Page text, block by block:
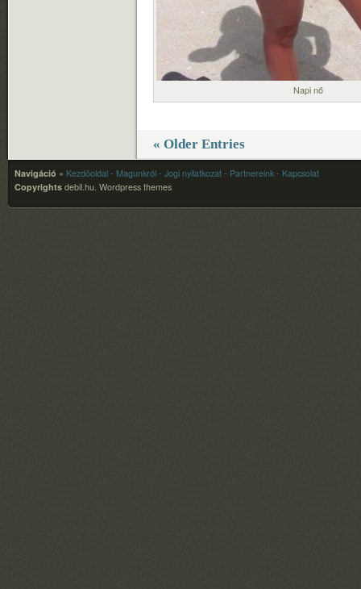
Napi nő
« Older Entries
Navigáció » Kezdõoldal - Magunkról - Jogi nyilatkozat - Partnereink - Kapcsolat
Copyrights debil.hu. Wordpress themes